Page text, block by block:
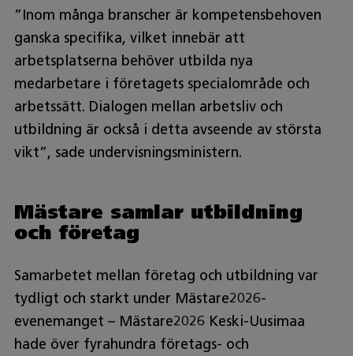
”Inom många branscher är kompetensbehoven
ganska specifika, vilket innebär att
arbetsplatserna behöver utbilda nya
medarbetare i företagets specialområde och
arbetssätt. Dialogen mellan arbetsliv och
utbildning är också i detta avseende av största
vikt”, sade undervisningsministern.
Mästare samlar utbildning
och företag
Samarbetet mellan företag och utbildning var
tydligt och starkt under Mästare2026-
evenemanget – Mästare2026 Keski-Uusimaa
hade över fyrahundra företags- och